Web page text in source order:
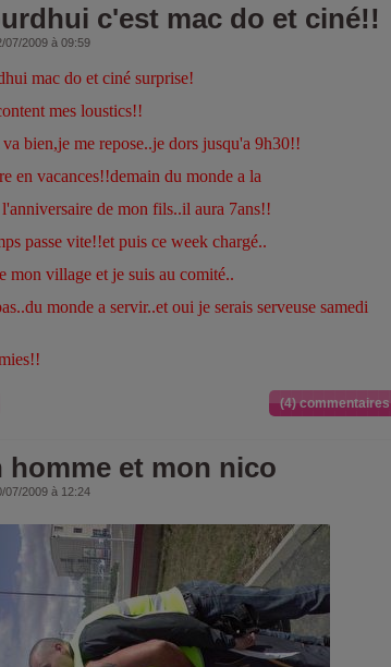
c'est mac do et ciné!!
07/2009 à 09:59
mac do et ciné surprise!
mes loustics!!
bien,je me repose..je dors jusqu'a 9h30!!
en vacances!!demain du monde a la
de mon fils..il aura 7ans!!
passe vite!!et puis ce week chargé..
mon village et je suis au comité..
monde a servir..et oui je serais serveuse samedi
(4) commentaires
homme et mon nico
07/2009 à 12:24